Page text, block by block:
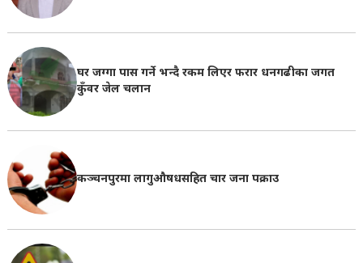
घर जग्गा पास गर्ने भन्दै रकम लिएर फरार धनगढीका जगत
कुँवर जेल चलान
कञ्चनपुरमा लागुऔषधसहित चार जना पक्राउ